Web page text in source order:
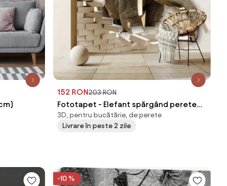
152 RON203 RON
Fototapet - Elefant spărgând perete
(147x102 cm)
3D, pentru bucătărie, de perete
Livrare în peste 2 zile
-10 %